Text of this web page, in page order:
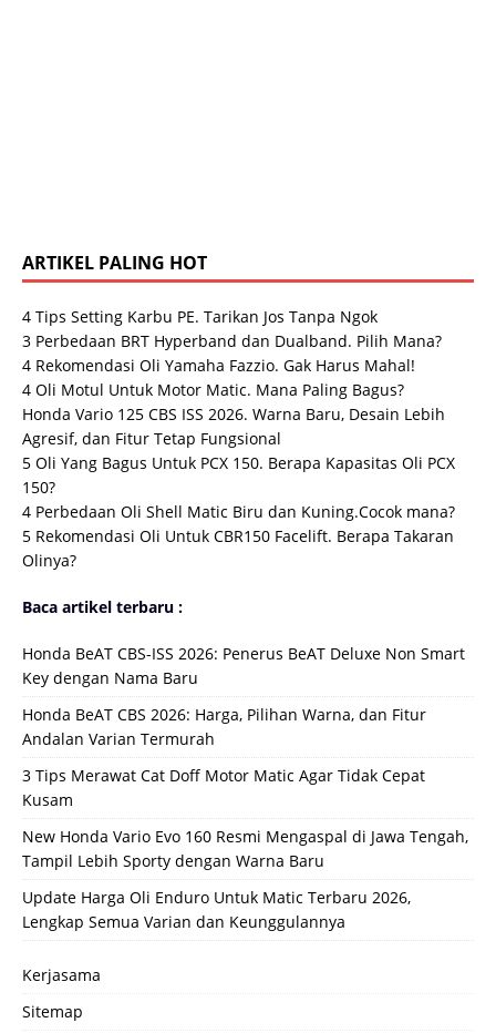
ARTIKEL PALING HOT
4 Tips Setting Karbu PE. Tarikan Jos Tanpa Ngok
3 Perbedaan BRT Hyperband dan Dualband. Pilih Mana?
4 Rekomendasi Oli Yamaha Fazzio. Gak Harus Mahal!
4 Oli Motul Untuk Motor Matic. Mana Paling Bagus?
Honda Vario 125 CBS ISS 2026. Warna Baru, Desain Lebih
Agresif, dan Fitur Tetap Fungsional
5 Oli Yang Bagus Untuk PCX 150. Berapa Kapasitas Oli PCX
150?
4 Perbedaan Oli Shell Matic Biru dan Kuning.Cocok mana?
5 Rekomendasi Oli Untuk CBR150 Facelift. Berapa Takaran
Olinya?
Baca artikel terbaru :
Honda BeAT CBS-ISS 2026: Penerus BeAT Deluxe Non Smart
Key dengan Nama Baru
Honda BeAT CBS 2026: Harga, Pilihan Warna, dan Fitur
Andalan Varian Termurah
3 Tips Merawat Cat Doff Motor Matic Agar Tidak Cepat
Kusam
New Honda Vario Evo 160 Resmi Mengaspal di Jawa Tengah,
Tampil Lebih Sporty dengan Warna Baru
Update Harga Oli Enduro Untuk Matic Terbaru 2026,
Lengkap Semua Varian dan Keunggulannya
Kerjasama
Sitemap